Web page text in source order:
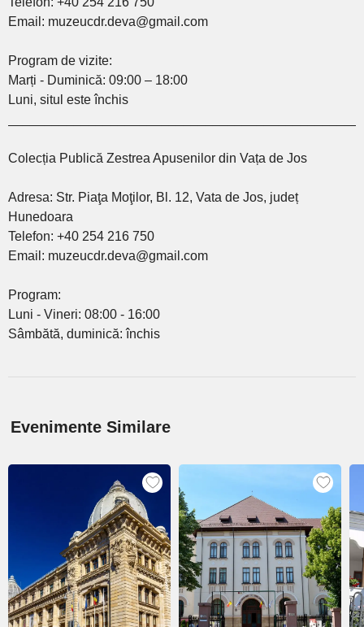
Email: muzeucdr.deva@gmail.com
Program de vizite:
Marți - Duminică: 09:00 – 18:00
Luni, situl este închis
Colecția Publică Zestrea Apusenilor din Vața de Jos
Adresa: Str. Piaţa Moţilor, Bl. 12, Vata de Jos, județ
Hunedoara
Telefon: +40 254 216 750
Email: muzeucdr.deva@gmail.com
Program:
Luni - Vineri: 08:00 - 16:00
Sâmbătă, duminică: închis
Evenimente Similare